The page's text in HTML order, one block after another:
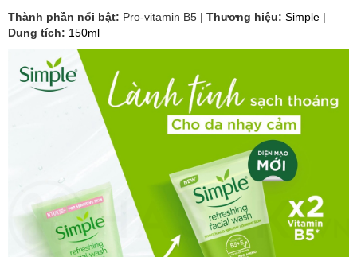
Thành phần nổi bật: Pro-vitamin B5 | Thương hiệu: Simple |
Dung tích: 150ml